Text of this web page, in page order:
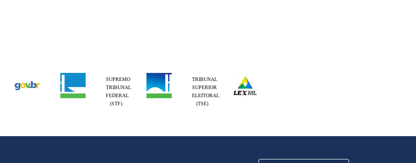
SUPREMO
TRIBUNAL
FEDERAL
(STF)
TRIBUNAL
SUPERIOR
ELEITORAL
(TSE)